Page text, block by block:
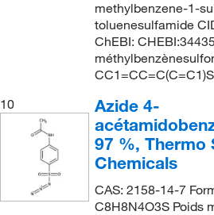
methylbenzene-1-
toluenesulfamide
ChEBI:
10
Azide 4-
97 %, Thermo
Chemicals
CAS: 2158-14-7
C8H8N4O3S Poids